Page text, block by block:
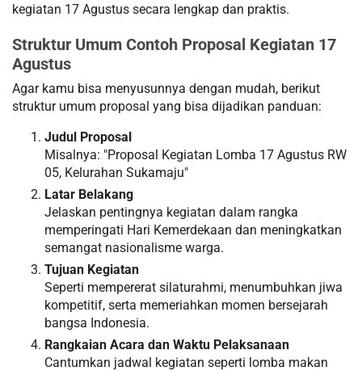
kegiatan 17 Agustus secara lengkap dan praktis.
Struktur Umum Contoh Proposal Kegiatan 17
Agustus
Agar kamu bisa menyusunnya dengan mudah, berikut
struktur umum proposal yang bisa dijadikan panduan:
Judul Proposal
Misalnya: "Proposal Kegiatan Lomba 17 Agustus RW
05, Kelurahan Sukamaju"
Latar Belakang
Jelaskan pentingnya kegiatan dalam rangka
memperingati Hari Kemerdekaan dan meningkatkan
semangat nasionalisme warga.
Tujuan Kegiatan
Seperti mempererat silaturahmi, menumbuhkan jiwa
kompetitif, serta memeriahkan momen bersejarah
bangsa Indonesia.
Rangkaian Acara dan Waktu Pelaksanaan
Cantumkan jadwal kegiatan seperti lomba makan